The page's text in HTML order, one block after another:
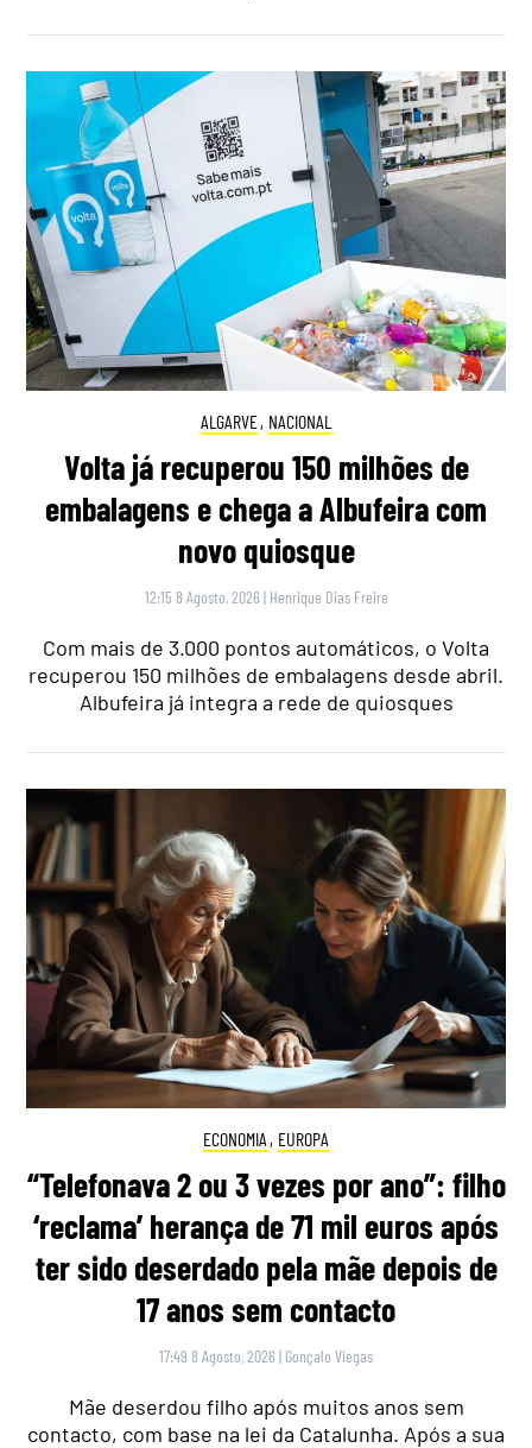
ALGARVE, NACIONAL
Volta já recuperou 150 milhões de
embalagens e chega a Albufeira com
novo quiosque
12:15 8 Agosto, 2026 | Henrique Dias Freire
Com mais de 3.000 pontos automáticos, o Volta
recuperou 150 milhões de embalagens desde abril.
Albufeira já integra a rede de quiosques
ECONOMIA , EUROPA
“Telefonava 2 ou 3 vezes por ano”: filho
‘reclama’ herança de 71 mil euros após
ter sido deserdado pela mãe depois de
17 anos sem contacto
17:49 8 Agosto, 2026 | Gonçalo Viegas
Mãe deserdou filho após muitos anos sem
contacto, com base na lei da Catalunha. Após a sua